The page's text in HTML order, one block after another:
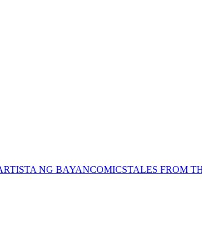
NG BAYANCOMICSTALES FROM